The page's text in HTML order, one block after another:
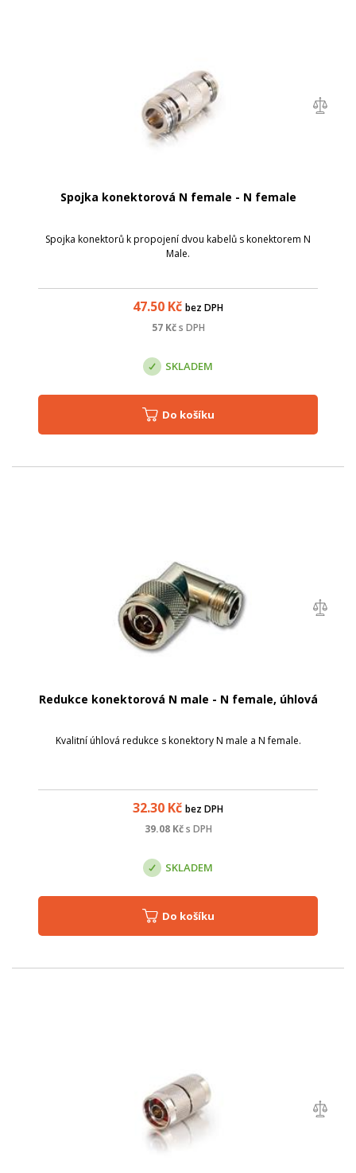
Spojka konektorová N female - N female
Spojka konektorů k propojení dvou kabelů s konektorem N
Male.
47.50 Kč bez DPH
57Kč s DPH
SKLADEM
Do košíku
Redukce konektorová N male - N female, úhlová
Kvalitní úhlová redukce s konektory N male a N female.
32.30 Kč bez DPH
39.08Kč s DPH
SKLADEM
Do košíku